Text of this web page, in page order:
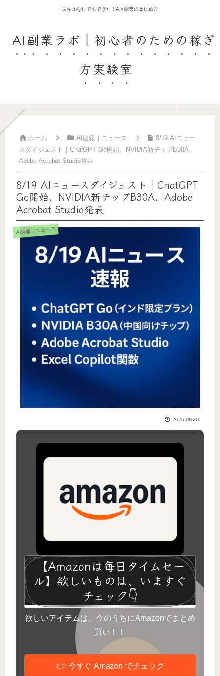
スキルなしでもできた！AI×副業のはじめ方
AI副業ラボ｜初心者のための稼ぎ
方実験室
ホーム AI速報｜ニュース
8/19 AIニュー
スダイジェスト｜ChatGPT Go開始、NVIDIA新チップB30A、
Adobe Acrobat Studio発表
8/19 AIニュースダイジェスト｜ChatGPT
Go開始、NVIDIA新チップB30A、Adobe
Acrobat Studio発表
AI速報｜ニュース
2025.08.20
【Amazonは毎日タイムセー
ル】欲しいものは、いますぐ
チェック👇
欲しいアイテムは、今のうちにAmazonでまとめ
買い！！
👉 今すぐ Amazon でチェック